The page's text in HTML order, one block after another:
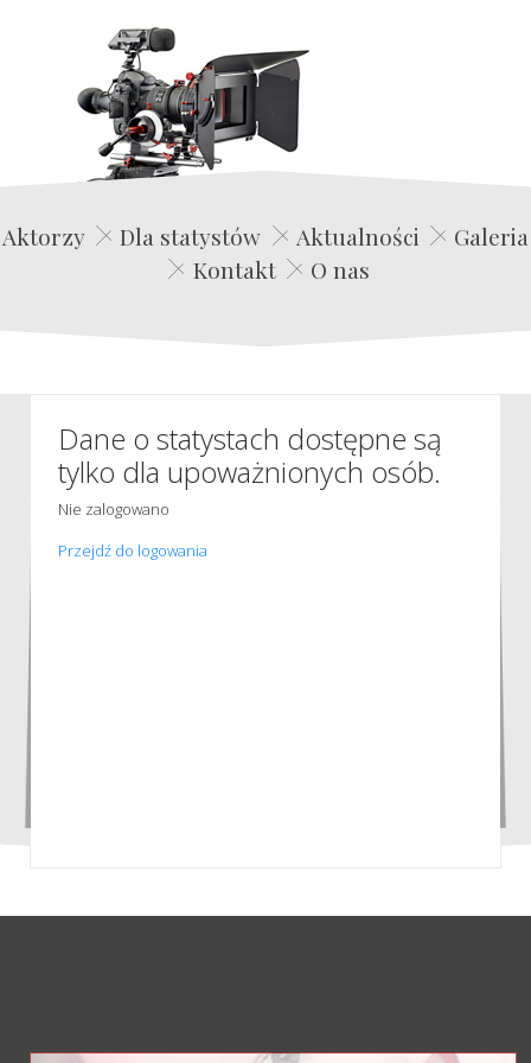
Edwin Film Agencja Aktorska
Aktorzy Dla statystów Aktualności
Galeria
Kontakt
O nas
Dane o statystach dostępne są
tylko dla upoważnionych osób.
Nie zalogowano
Przejdź do logowania